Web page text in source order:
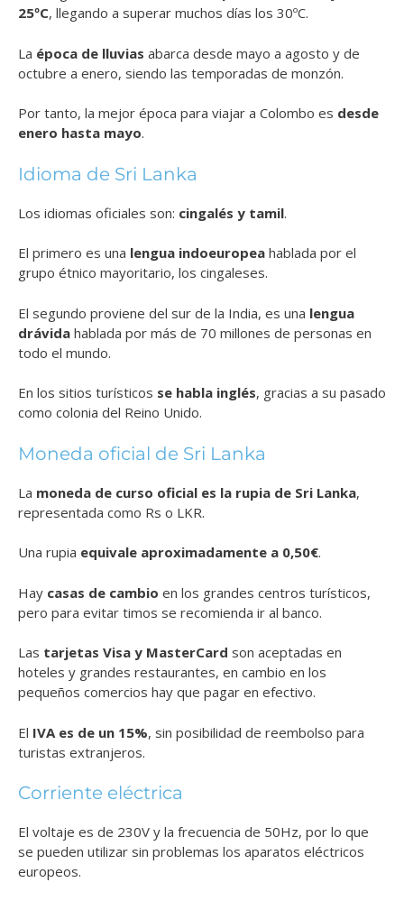
25ºC, llegando a superar muchos días los 30ºC.
La época de lluvias abarca desde mayo a agosto y de
octubre a enero, siendo las temporadas de monzón.
Por tanto, la mejor época para viajar a Colombo es desde
enero hasta mayo.
Idioma de Sri Lanka
Los idiomas oficiales son: cingalés y tamil.
El primero es una lengua indoeuropea hablada por el
grupo étnico mayoritario, los cingaleses.
El segundo proviene del sur de la India, es una lengua
drávida hablada por más de 70 millones de personas en
todo el mundo.
En los sitios turísticos se habla inglés, gracias a su pasado
como colonia del Reino Unido.
Moneda oficial de Sri Lanka
La moneda de curso oficial es la rupia de Sri Lanka,
representada como Rs o LKR.
Una rupia equivale aproximadamente a 0,50€.
Hay casas de cambio en los grandes centros turísticos,
pero para evitar timos se recomienda ir al banco.
Las tarjetas Visa y MasterCard son aceptadas en
hoteles y grandes restaurantes, en cambio en los
pequeños comercios hay que pagar en efectivo.
El IVA es de un 15%, sin posibilidad de reembolso para
turistas extranjeros.
Corriente eléctrica
El voltaje es de 230V y la frecuencia de 50Hz, por lo que
se pueden utilizar sin problemas los aparatos eléctricos
europeos.